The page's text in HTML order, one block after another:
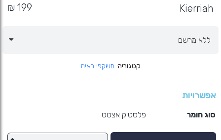
Kierriah
קטגוריה משקפי ראיה
אפשרויות
סוג חומר פלסטיק אצטט